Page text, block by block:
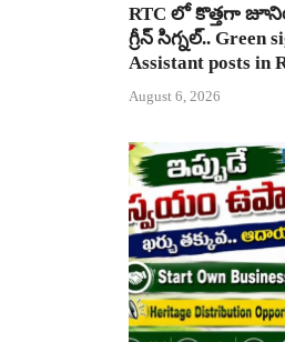
RTC లో కొత్తగా
గ్రీన్ సిగ్నల్.. Green
Assistant posts in
August 6, 2026